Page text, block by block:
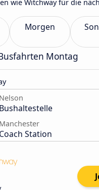
wie Witchway für die
Morgen
Montag
Nelson
Bushaltestelle
Manchester
Coach Station